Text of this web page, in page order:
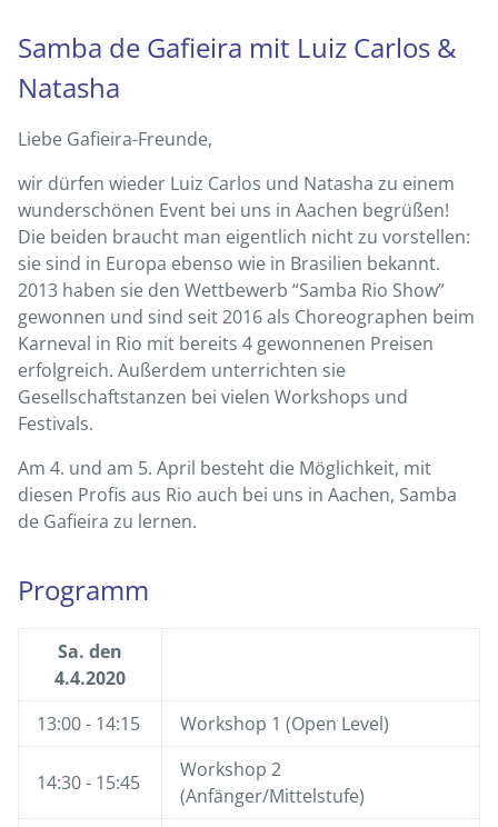
Samba de Gafieira mit Luiz Carlos &
Natasha
Liebe Gafieira-Freunde,
wir dürfen wieder Luiz Carlos und Natasha zu einem
wunderschönen Event bei uns in Aachen begrüßen!
Die beiden braucht man eigentlich nicht zu vorstellen:
sie sind in Europa ebenso wie in Brasilien bekannt.
2013 haben sie den Wettbewerb “Samba Rio Show”
gewonnen und sind seit 2016 als Choreographen beim
Karneval in Rio mit bereits 4 gewonnenen Preisen
erfolgreich. Außerdem unterrichten sie
Gesellschaftstanzen bei vielen Workshops und
Festivals.
Am 4. und am 5. April besteht die Möglichkeit, mit
diesen Profis aus Rio auch bei uns in Aachen, Samba
de Gafieira zu lernen.
Programm
Sa. den
4.4.2020
13:00 - 14:15
Workshop 1 (Open Level)
14:30 - 15:45
Workshop 2
(Anfänger/Mittelstufe)